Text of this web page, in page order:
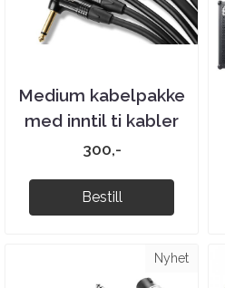
Medium kabelpakke
med inntil ti kabler
300,-
Bestill
Nyhet